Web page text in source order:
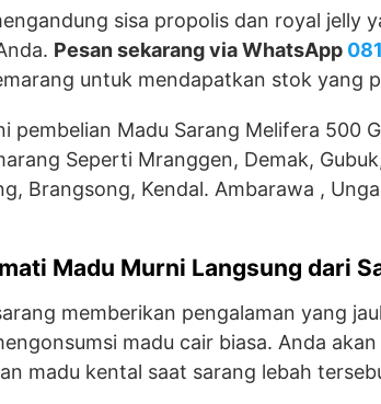
sisa propolis dan royal jelly
Pesan sekarang via WhatsApp
untuk mendapatkan stok yang
pembelian Madu Sarang Melifera 500
Seperti Mranggen, Demak,
Brangsong, Kendal. Ambarawa ,
Madu Murni Langsung dari
memberikan pengalaman yang
madu cair biasa. Anda
madu kental saat sarang lebah